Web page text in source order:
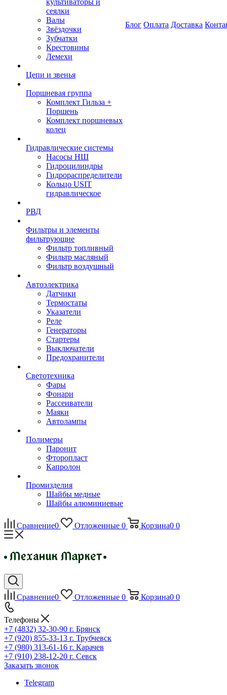
культиваторы и
сеялки
Валы
Звёздочки
Зубчатки
Крестовины
Лемехи
Цепи и звенья
Поршневая группа
Комплект Гильза +
Поршень
Комплект поршневых
колец
Гидравлические системы
Насосы НШ
Гидроцилиндры
Гидрораспределители
Кольцо USIT
гидравлическое
РВД
Фильтры и элементы
фильтрующие
Фильтр топливный
Фильтр масляный
Фильтр воздушный
Автоэлектрика
Датчики
Термостаты
Указатели
Реле
Генераторы
Стартеры
Выключатели
Предохранители
Светотехника
Фары
Фонари
Рассеиватели
Маяки
Автолампы
Полимеры
Паронит
Фторопласт
Капролон
Промизделия
Шайбы медные
Шайбы алюминиевые
Блог Оплата Доставка
Сравнение0 Отложенные 0 Корзина0 0
Сравнение0 Отложенные 0 Корзина0 0
Телефоны
+7 (4832) 32-30-90 г. Брянск
+7 (920) 855-33-13 г. Трубчевск
+7 (980) 313-61-16 г. Карачев
+7 (910) 238-12-20 г. Севск
Заказать звонок
Telegram